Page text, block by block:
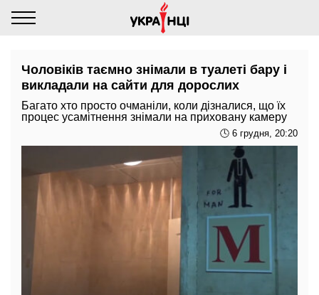
Чоловіків таємно знімали в туалеті бару і
викладали на сайти для дорослих
Багато хто просто очманіли, коли дізналися, що їх
процес усамітнення знімали на приховану камеру
🕓 6 грудня, 20:20